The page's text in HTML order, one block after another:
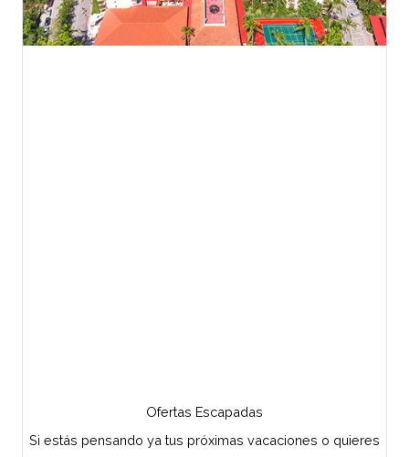
Ofertas Escapadas
Si estás pensando ya tus próximas vacaciones o quieres